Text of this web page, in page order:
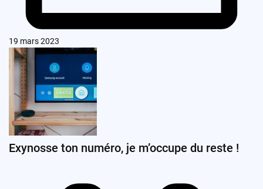
19 mars 2023
Exynosse ton numéro, je m’occupe du reste !